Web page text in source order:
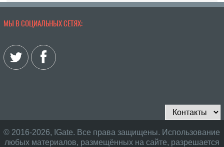
МЫ В СОЦИАЛЬНЫХ СЕТЯХ:
© 2016-2026, IGate. Все права защищены. Использование
любых материалов, размещённых на сайте, разрешается